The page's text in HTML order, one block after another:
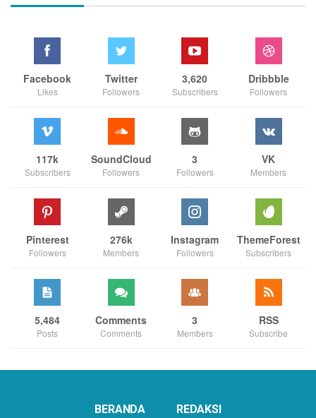
Facebook
Likes
Twitter
Followers
3,620
Subscribers
Dribbble
Followers
117k
Subscribers
SoundCloud
Followers
3
Followers
VK
Members
Pinterest
Followers
276k
Members
Instagram
Followers
ThemeForest
Subscribers
5,484
Posts
Comments
Comments
3
Members
RSS
Subscribe
BERANDA REDAKSI